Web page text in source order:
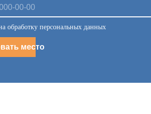
обработку персональных данных
место